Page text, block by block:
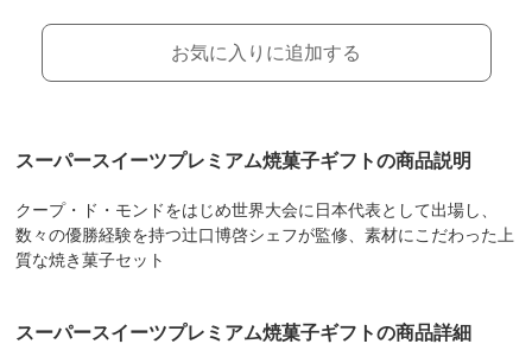
お気に入りに追加する
スーパースイーツプレミアム焼菓子ギフトの商品説明
クープ・ド・モンドをはじめ世界大会に日本代表として出場し、
数々の優勝経験を持つ辻口博啓シェフが監修、素材にこだわった上
質な焼き菓子セット
スーパースイーツプレミアム焼菓子ギフトの商品詳細